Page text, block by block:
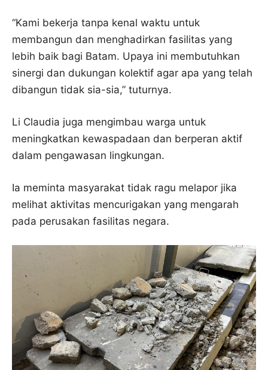
“Kami bekerja tanpa kenal waktu untuk
membangun dan menghadirkan fasilitas yang
lebih baik bagi Batam. Upaya ini membutuhkan
sinergi dan dukungan kolektif agar apa yang telah
dibangun tidak sia-sia,” tuturnya.
Li Claudia juga mengimbau warga untuk
meningkatkan kewaspadaan dan berperan aktif
dalam pengawasan lingkungan.
Ia meminta masyarakat tidak ragu melapor jika
melihat aktivitas mencurigakan yang mengarah
pada perusakan fasilitas negara.